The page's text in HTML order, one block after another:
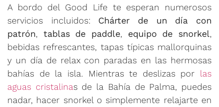
A bordo del Good Life te esperan numerosos
servicios incluidos: Chárter de un día con
patrón, tablas de paddle, equipo de snorkel,
bebidas refrescantes, tapas típicas mallorquinas
y un día de relax con paradas en las hermosas
bahías de la isla. Mientras te deslizas por las
aguas cristalinas de la Bahía de Palma, puedes
nadar, hacer snorkel o simplemente relajarte en